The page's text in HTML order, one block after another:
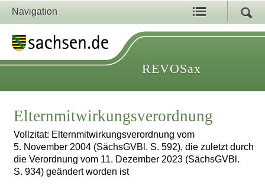
Navigation
REVOSax
Elternmitwirkungsverordnung
Vollzitat: Elternmitwirkungsverordnung vom
5. November 2004 (SächsGVBl. S. 592), die zuletzt durch
die Verordnung vom 11. Dezember 2023 (SächsGVBl.
S. 934) geändert worden ist